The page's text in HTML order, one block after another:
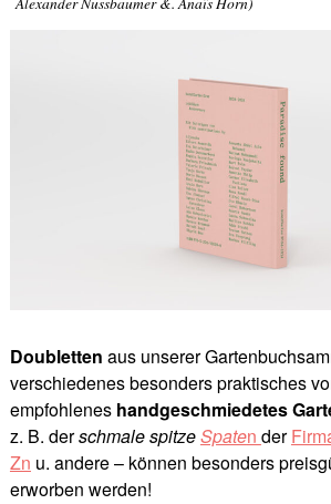
Doubletten aus unserer
verschiedenes besonders praktisches
empfohlenes handgeschmiedetes
z. B. derschmale spitzeSpaten der
Zn u. andere – können besonders
erworben werden!